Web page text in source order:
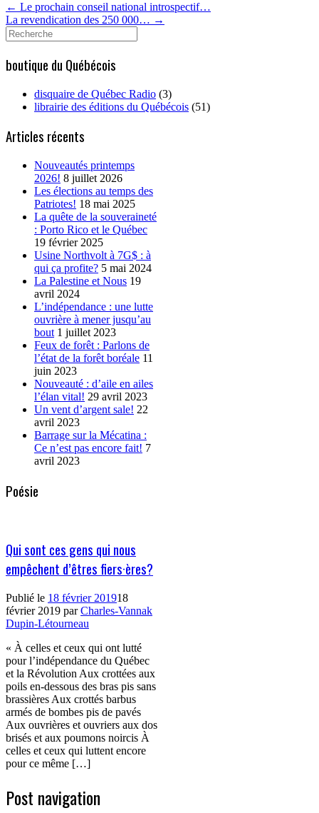
← Le prochain conseil national introspectif…
La revendication des 250 000… →
Search
for:
boutique du Québécois
disquaire de Québec Radio (3)
librairie des éditions du Québécois (51)
Articles récents
Nouveautés printemps
2026! 8 juillet 2026
Les élections au temps des
Patriotes! 18 mai 2025
La quête de la souveraineté
: Porto Rico et le Québec
19 février 2025
Usine Northvolt à 7G$ : à
qui ça profite? 5 mai 2024
La Palestine et Nous 19
avril 2024
L’indépendance : une lutte
ouvrière à mener jusqu’au
bout 1 juillet 2023
Feux de forêt : Parlons de
l’état de la forêt boréale 11
juin 2023
Nouveauté : d’aile en ailes
l’élan vital! 29 avril 2023
Un vent d’argent sale! 22
avril 2023
Barrage sur la Mécatina :
Ce n’est pas encore fait! 7
avril 2023
Poésie
Qui sont ces gens qui nous
empêchent d’êtres fiers·ères?
Publié le 18 février 201918
février 2019 parCharles-Vannak
Dupin-Létourneau
« À celles et ceux qui ont lutté
pour l’indépendance du Québec
et la Révolution Aux crottées aux
poils en-dessous des bras pis sans
brassières Aux crottés barbus
armés de bombes pis de pavés
Aux ouvrières et ouvriers aux dos
brisés et aux poumons noircis À
celles et ceux qui luttent encore
pour ce même […]
Post navigation